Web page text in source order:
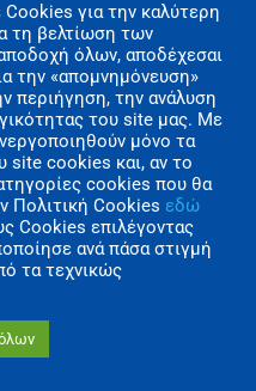
Απορρήτου
Greece-Cyprus
| Created by
Studio
για την καλύτερη
τη βελτίωση των
όλων, αποδέχεσαι
την «απομνημόνευση»
περιήγηση, την ανάλυση
του site μας. Με
μόνο τα
site cookies και, αν το
cookies που θα
Πολιτική Cookies εδώ
Cookies επιλέγοντας
ανά πάσα στιγμή
τα τεχνικώς